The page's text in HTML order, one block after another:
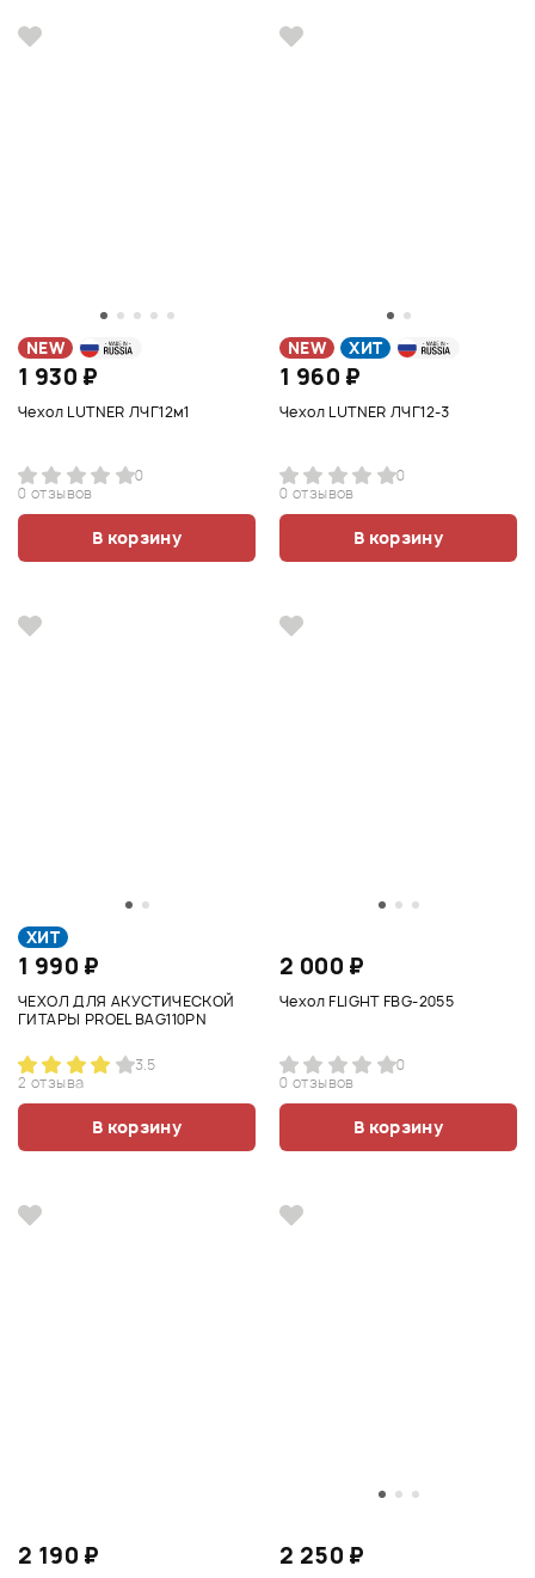
NEW
1 930 ₽
Чехол LUTNER ЛЧГ12м1
0
0 отзывов
В корзину
NEW ХИТ
1 960 ₽
Чехол LUTNER ЛЧГ12-3
0
0 отзывов
В корзину
ХИТ
1 990 ₽
ЧЕХОЛ ДЛЯ АКУСТИЧЕСКОЙ
ГИТАРЫ PROEL BAG110PN
3.5
2 отзыва
В корзину
2 000 ₽
Чехол FLIGHT FBG-2055
0
0 отзывов
В корзину
2 190 ₽ 2 250 ₽